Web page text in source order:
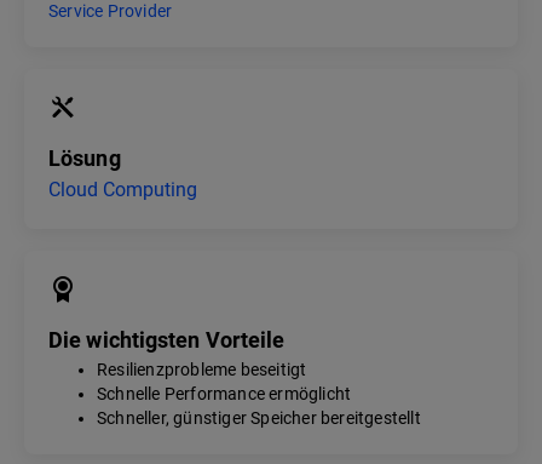
Service Provider
Lösung
Cloud Computing
Die wichtigsten Vorteile
Resilienzprobleme beseitigt
Schnelle Performance ermöglicht
Schneller, günstiger Speicher bereitgestellt